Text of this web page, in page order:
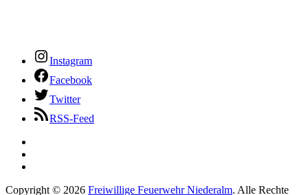
Instagram
Facebook
Twitter
RSS-Feed
Copyright © 2026 Freiwillige Feuerwehr Niederalm. Alle Rechte